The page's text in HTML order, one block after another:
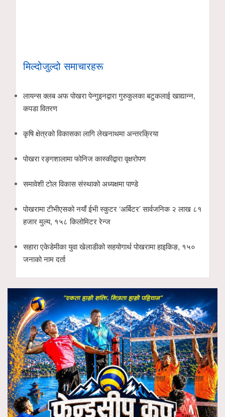
मिल्दोजुल्दो समाचारहरू
लायन्स क्लब अफ पोखरा पेन्गुइनद्वारा गुरुकुलका बटुकलाई खाद्यान्न,
कपडा वितरण
कृषि क्षेत्रको विकासका लागि लेखनाथमा अन्तरक्रिया
पोखरा रङ्गशालामा फोनिज कास्कीद्वारा वृक्षरोपण
समावेशी टोल विकास संस्थाको अध्यक्षमा पाण्डे
पोखरामा टीभीएसको नयाँ ईभी स्कुटर ‘अर्बिटर’ सार्वजनिक २ लाख ८१
हजार मुल्य, १५८ किलोमिटर रेन्ज
सहारा एकेडेमीका युवा खेलाडीको सहयोगार्थ पोखरामा हाइकिङ, १५०
जनाको नाम दर्ता